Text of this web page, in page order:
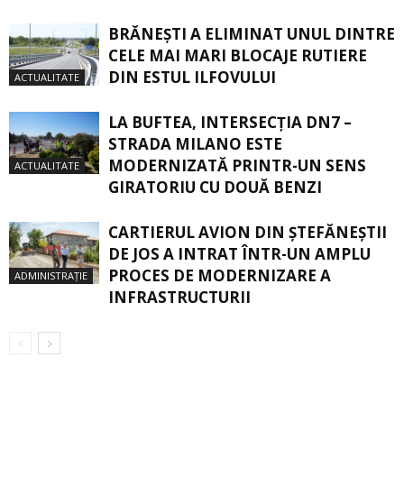
ACTUALITATE
BRĂNEȘTI A ELIMINAT UNUL DINTRE
CELE MAI MARI BLOCAJE RUTIERE
DIN ESTUL ILFOVULUI
ACTUALITATE
LA BUFTEA, INTERSECŢIA DN7 –
STRADA MILANO ESTE
MODERNIZATĂ PRINTR-UN SENS
GIRATORIU CU DOUĂ BENZI
ADMINISTRAȚIE
CARTIERUL AVION DIN ŞTEFĂNEŞTII
DE JOS A INTRAT ÎNTR-UN AMPLU
PROCES DE MODERNIZARE A
INFRASTRUCTURII